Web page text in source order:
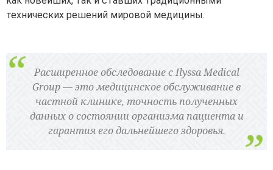
технических решений мировой медицины.
Расширенное обследование с Ilyssa Medical
Group — это медицинское обслуживание в
частной клинике, точность полученных
данных о состоянии организма пациента и
гарантия его дальнейшего здоровья.